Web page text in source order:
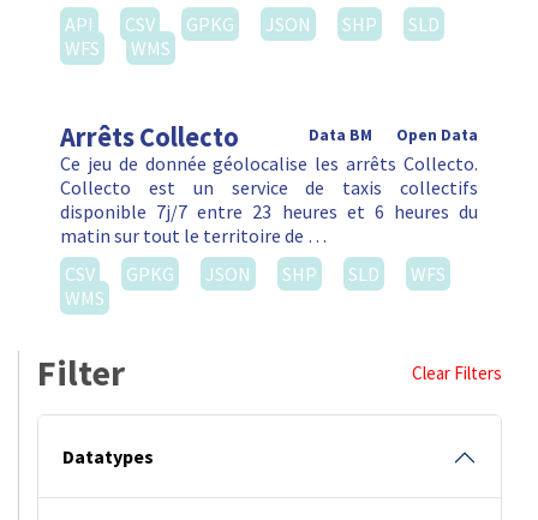
API
CSV GPKG JSON SHP
SLD
WFS
WMS
Arrêts Collecto Open Data
Data BM
Ce jeu de donnée géolocalise les arrêts Collecto.
Collecto est un service de taxis collectifs
disponible 7j/7 entre 23 heures et 6 heures du
matin sur tout le territoire de …
CSV
GPKG JSON SHP SLD
WFS
WMS
Filter Clear Filters
Datatypes